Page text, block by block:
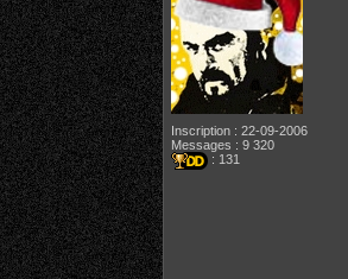
Inscription : 22-09-2006
Messages : 9 320
: 131